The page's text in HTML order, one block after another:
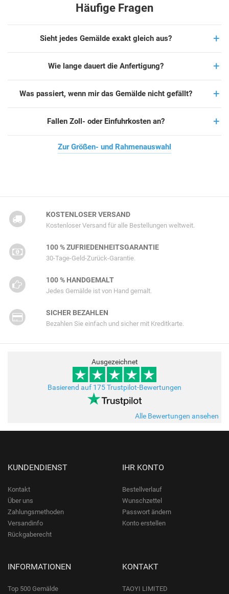
Häufige Fragen
Sieht jedes Gemälde exakt gleich aus?
Wie lange dauert die Anfertigung?
Was passiert, wenn mir das Gemälde nicht gefällt?
Fallen Zoll- oder Einfuhrkosten an?
Zur Größen- und Rahmenauswahl
KOSTENLOSER VERSAND
Kostenloser Versand für alle Bestellungen weltweit.
100 % ZUFRIEDENHEITSGARANTIE
30-Tage-Geld-Zurück-Garantie.
100 % HANDGEMALT
Jedes Gemälde ist von Hand gemalt.
SICHER BEZAHLEN
Bezahlen Sie einfach und sicher mit Kreditkarte.
Ausgezeichnet
Basierend auf 175 Trustpilot-Bewertungen
Alle Bewertungen ansehen
KUNDENDIENST
Kontakt
Über uns
Zahlungsmethoden
Versandinfo
Rückgaberecht
IHR KONTO
Bestellverlauf
Wunschzettel
Passwort ändern
Konto erstellen
INFORMATIONEN
Top 500 Gemälde
KONTAKT
TAOYI LIMITED